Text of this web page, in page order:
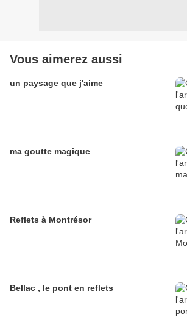
Vous aimerez aussi
un paysage que j'aime
ma goutte magique
Reflets à Montrésor
Bellac , le pont en reflets